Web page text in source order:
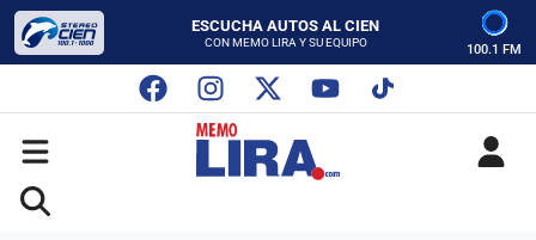
LUNES A VIERNES - 5:00 PM
SABADO - 12:00 PM
CON MEMO LIRA Y SU EQUIPO
LUNES A VIERNES - 5:00 PM
SABADO - 12:00 PM
100.1 FM